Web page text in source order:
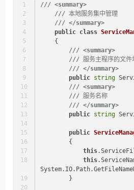
/// <summary>
/// 本地服务集中管理
/// </summary>
public class
    {
/// <summary>
/// 服务主程序的文件
/// </summary>
public string
/// <summary>
/// 服务名称
/// </summary>
public string
public
        {
this
this
        }